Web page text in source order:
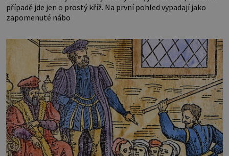
případě jde jen o prostý kříž. Na první pohled vypadají jako
zapomenuté nábo